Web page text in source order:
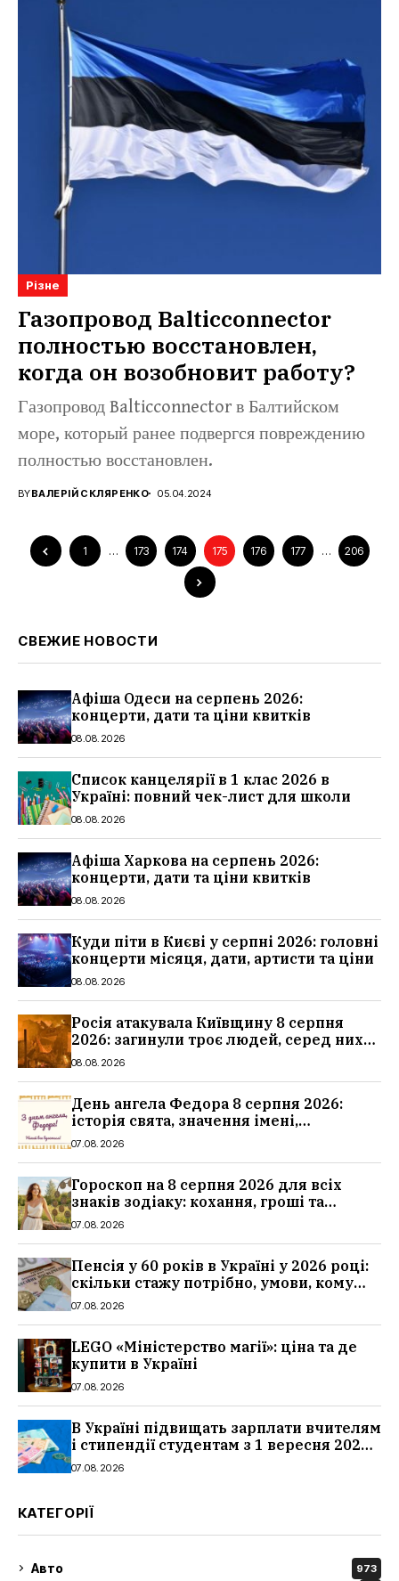
Різне
Газопровод Balticconnector
полностью восстановлен,
когда он возобновит работу?
Газопровод Balticconnector в Балтийском
море, который ранее подвергся повреждению
полностью восстановлен.
BYВАЛЕРІЙ СКЛЯРЕНКО 05.04.2024
1 … 173 174 175 176 177 … 206
СВЕЖИЕ НОВОСТИ
Афіша Одеси на серпень 2026:
концерти, дати та ціни квитків
08.08.2026
Список канцелярії в 1 клас 2026 в
Україні: повний чек-лист для школи
08.08.2026
Афіша Харкова на серпень 2026:
концерти, дати та ціни квитків
08.08.2026
Куди піти в Києві у серпні 2026: головні
концерти місяця, дати, артисти та ціни
08.08.2026
Росія атакувала Київщину 8 серпня
2026: загинули троє людей, серед них
дитина, наслідки
08.08.2026
День ангела Федора 8 серпня 2026:
історія свята, значення імені,
привітання у віршах і прозі
07.08.2026
Гороскоп на 8 серпня 2026 для всіх
знаків зодіаку: кохання, гроші та
справи
07.08.2026
Пенсія у 60 років в Україні у 2026 році:
скільки стажу потрібно, умови, кому
можуть відмовити
07.08.2026
LEGO «Міністерство магії»: ціна та де
купити в Україні
07.08.2026
В Україні підвищать зарплати вчителям
і стипендії студентам з 1 вересня 2026:
умови, суми, розмір
07.08.2026
КАТЕГОРІЇ
Авто 973